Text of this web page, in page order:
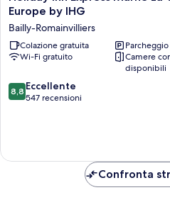
Inn
Express
Marne
La
Vallee
D
Europe
Europe by IHG
Bailly-Romainvilliers
Colazione gratuita
Wi-Fi gratuito
Camere
disponibili
8.8
su
8,8 Eccellente
547 recensioni
Confronta